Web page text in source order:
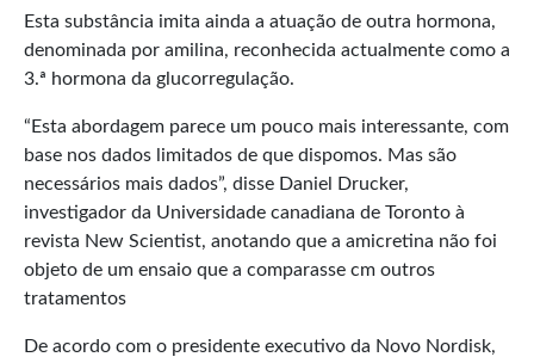
Esta substância imita ainda a atuação de outra hormona,
denominada por amilina, reconhecida actualmente como a
3.ª hormona da glucorregulação.
“Esta abordagem parece um pouco mais interessante, com
base nos dados limitados de que dispomos. Mas são
necessários mais dados”, disse Daniel Drucker,
investigador da Universidade canadiana de Toronto à
revista New Scientist, anotando que a amicretina não foi
objeto de um ensaio que a comparasse cm outros
tratamentos
De acordo com o presidente executivo da Novo Nordisk,